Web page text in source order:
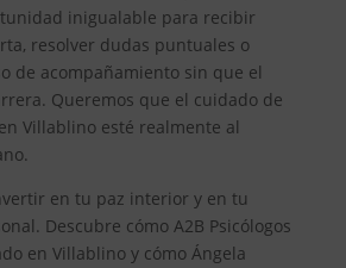
inigualable para recibir
resolver dudas puntuales o
de acompañamiento sin que el
Queremos que el cuidado de
Villablino esté realmente al
en tu paz interior y en tu
Descubre cómo A2B Psicólogos
en Villablino y cómo Ángela